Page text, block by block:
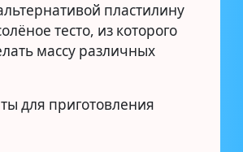
пластилину
тесто, из которого
массу различных
для приготовления